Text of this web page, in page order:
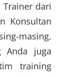
dari
Konsultan
masing.
Anda juga
training